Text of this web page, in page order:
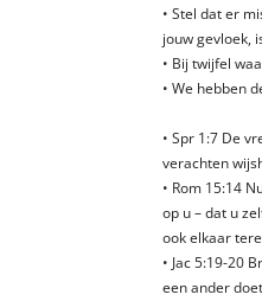
• Stel dat er
jouw gevloek,
• Bij twijfel
• We hebben
• Spr 1:7 De
verachten
• Rom 15:14
op u – dat u
ook elkaar
• Jac 5:19-20
een ander